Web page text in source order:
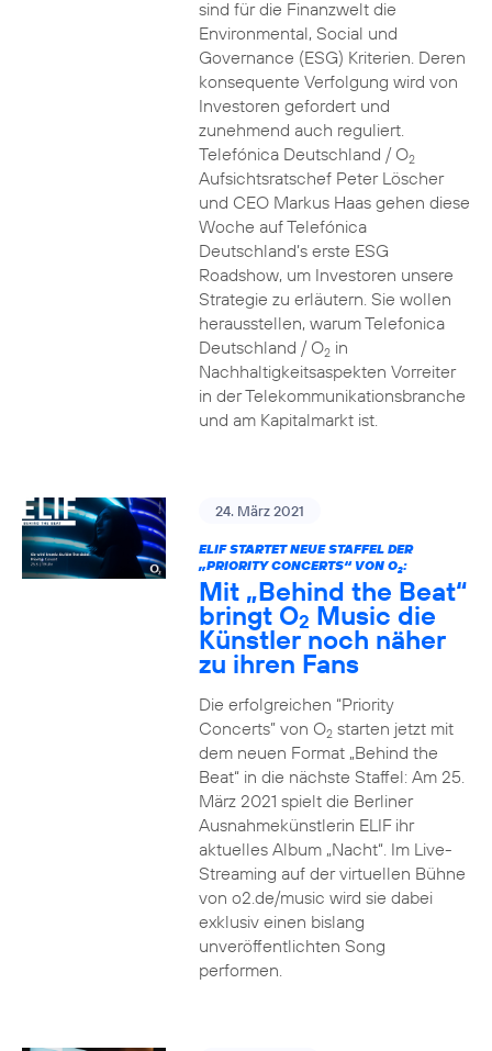
sind für die Finanzwelt die
Environmental, Social und
Governance (ESG) Kriterien. Deren
konsequente Verfolgung wird von
Investoren gefordert und
zunehmend auch reguliert.
Telefónica Deutschland / O2
Aufsichtsratschef Peter Löscher
und CEO Markus Haas gehen diese
Woche auf Telefónica
Deutschland’s erste ESG
Roadshow, um Investoren unsere
Strategie zu erläutern. Sie wollen
herausstellen, warum Telefonica
Deutschland / O2in
Nachhaltigkeitsaspekten Vorreiter
in der Telekommunikationsbranche
und am Kapitalmarkt ist.
24. März 2021
ELIF STARTET NEUE STAFFEL DER
„PRIORITY CONCERTS“ VON O2:
Mit „Behind the Beat“
bringt O2 Music die
Künstler noch näher
zu ihren Fans
Die erfolgreichen “Priority
Concerts” von O2starten jetzt mit
dem neuen Format „Behind the
Beat“ in die nächste Staffel: Am 25.
März 2021 spielt die Berliner
Ausnahmekünstlerin ELIF ihr
aktuelles Album „Nacht“. Im Live-
Streaming auf der virtuellen Bühne
von o2.de/music wird sie dabei
exklusiv einen bislang
unveröffentlichten Song
performen.